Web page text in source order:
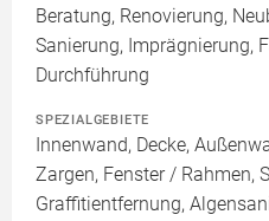
Beratung, Renovierung,
Sanierung, Imprägnierung,
Durchführung
SPEZIALGEBIETE
Innenwand, Decke,
Zargen, Fenster / Rahmen,
Graffitientfernung,